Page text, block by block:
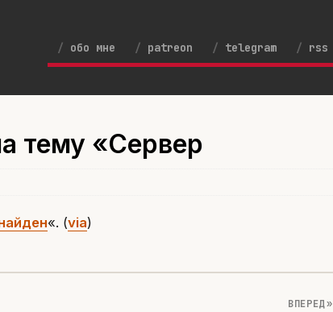
обо мне patreon telegram rss
тему «Сервер
«. (via)
ВПЕРЕД »